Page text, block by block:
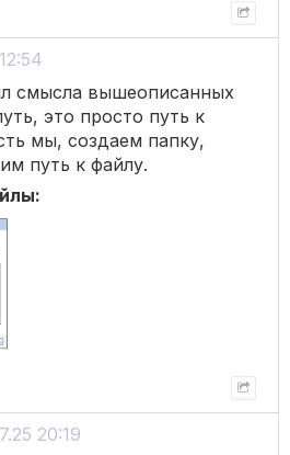
смысла вышеописанных
это просто путь к
мы, создаем папку,
путь к файлу.
20:19